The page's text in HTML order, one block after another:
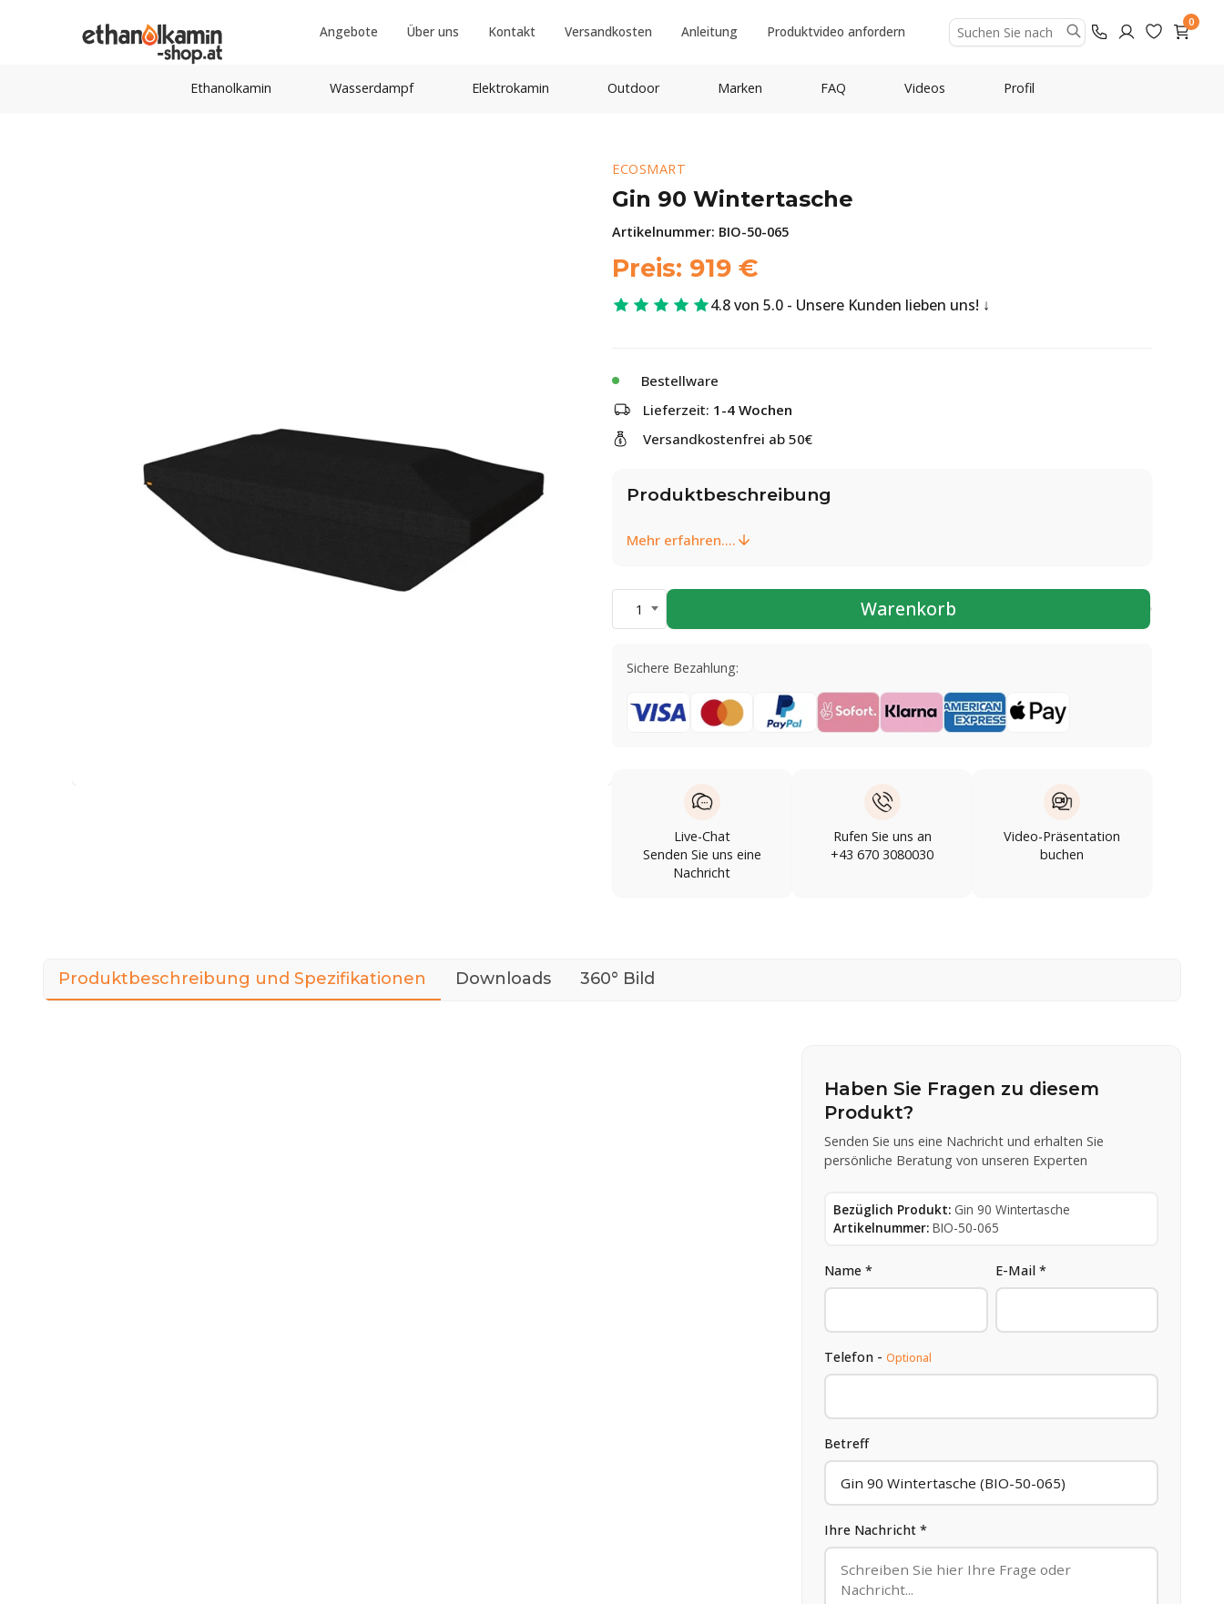
Angebote Über uns Kontakt Versandkosten Anleitung Produktvideo anfordern
0
Ethanolkamin Wasserdampf Elektrokamin Outdoor Marken FAQ Videos Profil
ECOSMART
Gin 90 Wintertasche
Artikelnummer: BIO-50-065
Preis: 919 €
4.8 von 5.0 - Unsere Kunden lieben uns!
Bestellware
Lieferzeit: 1-4 Wochen
Versandkostenfrei ab 50€
Produktbeschreibung
Mehr erfahren....
1 Warenkorb
Sichere Bezahlung:
Live-Chat
Senden Sie uns eine
Nachricht
Rufen Sie uns an
+43 670 3080030
Video-Präsentation
buchen
Produktbeschreibung und Spezifikationen Downloads 360° Bild
Haben Sie Fragen zu diesem
Produkt?
Senden Sie uns eine Nachricht und erhalten Sie
persönliche Beratung von unseren Experten
Bezüglich Produkt: Gin 90 Wintertasche
Artikelnummer: BIO-50-065
Name * E-Mail *
Telefon -Optional
Betreff
Ihre Nachricht *